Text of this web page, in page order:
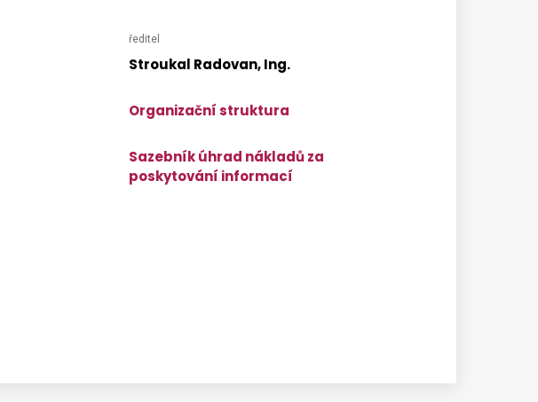
ředitel
Stroukal Radovan, Ing.
Organizační struktura
Sazebník úhrad nákladů za
poskytování informací